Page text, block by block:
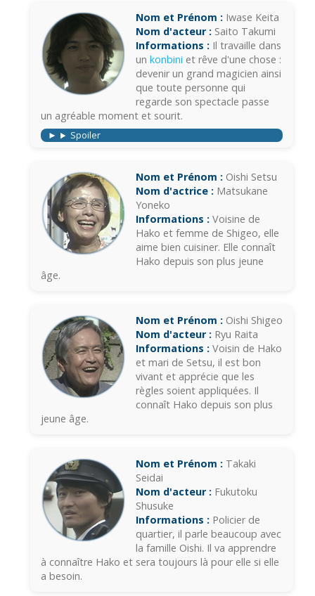
Nom et Prénom : Iwase Keita
Nom d'acteur : Saito Takumi
Informations : Il travaille dans
un konbini et rêve d'une chose :
devenir un grand magicien ainsi
que toute personne qui
regarde son spectacle passe
un agréable moment et sourit.
Spoiler
Nom et Prénom : Oishi Setsu
Nom d'actrice : Matsukane
Yoneko
Informations : Voisine de
Hako et femme de Shigeo, elle
aime bien cuisiner. Elle connaît
Hako depuis son plus jeune
âge.
Nom et Prénom : Oishi Shigeo
Nom d'acteur : Ryu Raita
Informations : Voisin de Hako
et mari de Setsu, il est bon
vivant et apprécie que les
règles soient appliquées. Il
connaît Hako depuis son plus
jeune âge.
Nom et Prénom : Takaki
Seidai
Nom d'acteur : Fukutoku
Shusuke
Informations : Policier de
quartier, il parle beaucoup avec
la famille Oishi. Il va apprendre
à connaître Hako et sera toujours là pour elle si elle
a besoin.